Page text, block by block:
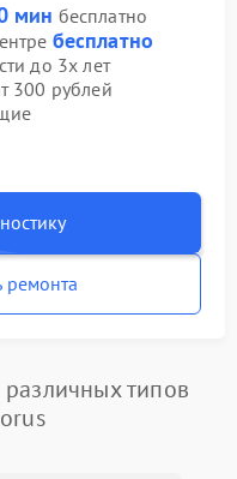
мин бесплатно
бесплатно
до 3х лет
300 рублей
ремонта
типов